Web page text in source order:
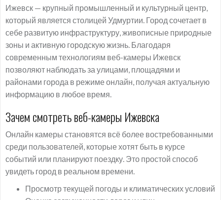
Ижевск — крупный промышленный и культурный центр,
который является столицей Удмуртии. Город сочетает в
себе развитую инфраструктуру, живописные природные
зоны и активную городскую жизнь. Благодаря
современным технологиям веб-камеры Ижевск
позволяют наблюдать за улицами, площадями и
районами города в режиме онлайн, получая актуальную
информацию в любое время.
Зачем смотреть веб-камеры Ижевска
Онлайн камеры становятся всё более востребованными
среди пользователей, которые хотят быть в курсе
событий или планируют поездку. Это простой способ
увидеть город в реальном времени.
Просмотр текущей погоды и климатических условий